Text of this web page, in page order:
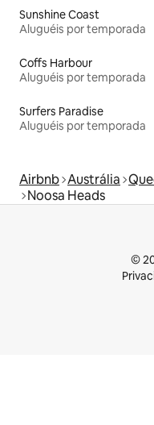
Sunshine Coast
Aluguéis por temporada
Coffs Harbour
Aluguéis por temporada
Surfers Paradise
Aluguéis por temporada
Airbnb Austrália
Noosa Heads
©